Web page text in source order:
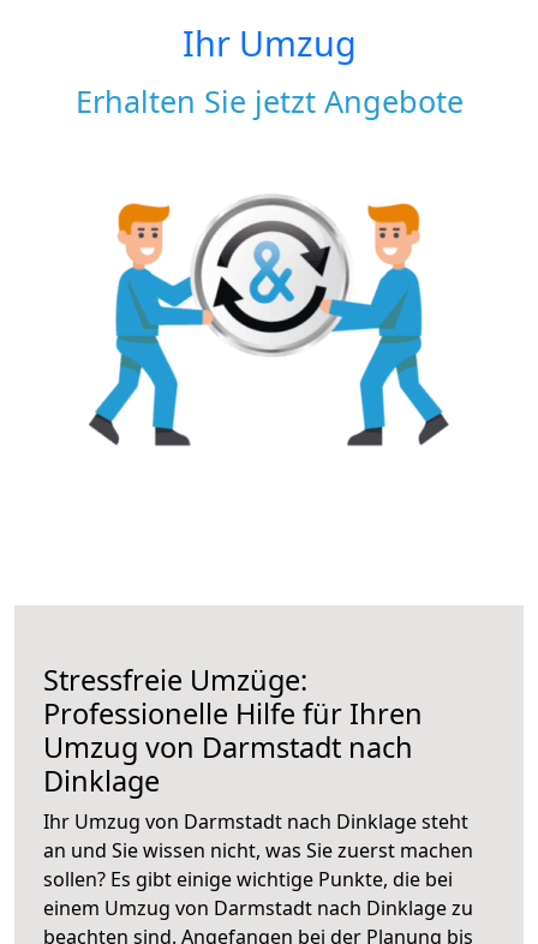
Ihr Umzug
Erhalten Sie jetzt Angebote
Stressfreie Umzüge:
Professionelle Hilfe für Ihren
Umzug von Darmstadt nach
Dinklage
Ihr Umzug von Darmstadt nach Dinklage steht
an und Sie wissen nicht, was Sie zuerst machen
sollen? Es gibt einige wichtige Punkte, die bei
einem Umzug von Darmstadt nach Dinklage zu
beachten sind. Angefangen bei der Planung bis